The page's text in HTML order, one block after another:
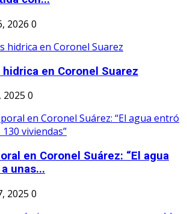
2026 0
hidrica en Coronel Suarez
2025 0
en Coronel Suárez: “El agua
unas...
2025 0